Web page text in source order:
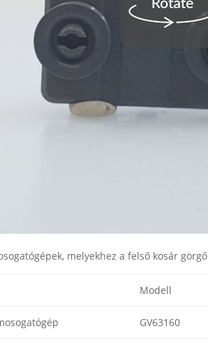
melyekhez a felső kosár
Modell
GV63160